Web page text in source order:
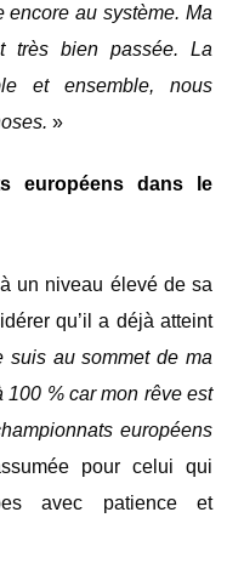
encore au système. Ma
très bien passée. La
et ensemble, nous
»
européens dans le
un niveau élevé de sa
qu’il a déjà atteint
suis au sommet de ma
100 % car mon rêve est
européens
pour celui qui
avec patience et